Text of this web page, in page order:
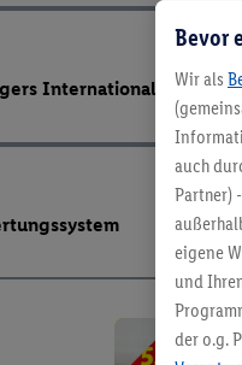
International Spirits
Bevor
Wir als
auch
Partner)
eigene
und
der o.g.